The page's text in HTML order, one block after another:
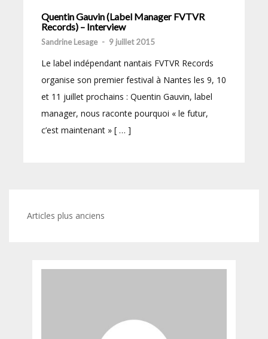
Quentin Gauvin (Label Manager FVTVR
Records) – Interview
Sandrine Lesage - 9 juillet 2015
Le label indépendant nantais FVTVR Records
organise son premier festival à Nantes les 9, 10
et 11 juillet prochains : Quentin Gauvin, label
manager, nous raconte pourquoi « le futur,
c’est maintenant » [ … ]
Navigation
Articles plus anciens